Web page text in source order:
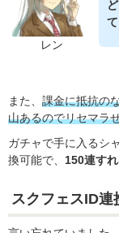
レン
また、 課金に抵抗の
山あるのでリセマラ
ガチャで手に入るシ
換可能で、 150連す
スクフェスID連